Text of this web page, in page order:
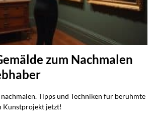
zum Nachmalen
Tipps und Techniken für berühmte
Kunstprojekt jetzt!